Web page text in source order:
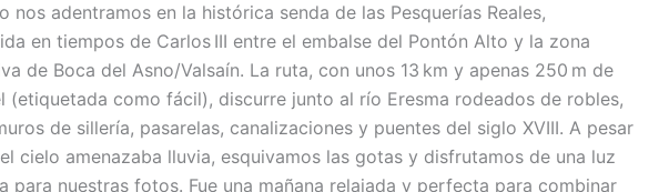
nos adentramos en la histórica senda de las Pesquerías Reales,
en tiempos de Carlos III entre el embalse del Pontón Alto y la zona
de Boca del Asno/Valsaín. La ruta, con unos 13 km y apenas 250 m de
(etiquetada como fácil), discurre junto al río Eresma rodeados de robles,
de sillería, pasarelas, canalizaciones y puentes del siglo XVIII. A pesar
cielo amenazaba lluvia, esquivamos las gotas y disfrutamos de una luz
para nuestras fotos. Fue una mañana relajada y perfecta para combinar